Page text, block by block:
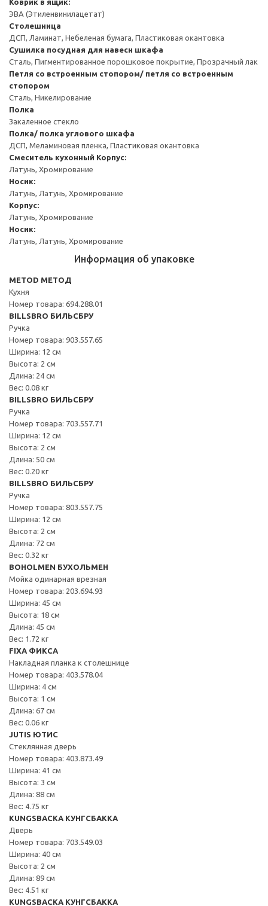
ЭВА (Этиленвинилацетат)
Столешница
ДСП, Ламинат, Небеленая бумага, Пластиковая окантовка
Сушилка посудная для навесн шкафа
Сталь, Пигментированное порошковое покрытие, Прозрачный лак
Петля со встроенным стопором/ петля со встроенным
стопором
Сталь, Никелирование
Полка
Закаленное стекло
Полка/ полка углового шкафа
ДСП, Меламиновая пленка, Пластиковая окантовка
Смеситель кухонный Корпус:
Латунь, Хромирование
Носик:
Латунь, Латунь, Хромирование
Корпус:
Латунь, Хромирование
Носик:
Латунь, Латунь, Хромирование
Информация об упаковке
METOD МЕТОД
Кухня
Номер товара: 694.288.01
BILLSBRO БИЛЬСБРУ
Ручка
Номер товара: 903.557.65
Ширина: 12 см
Высота: 2 см
Длина: 24 см
Вес: 0.08 кг
BILLSBRO БИЛЬСБРУ
Ручка
Номер товара: 703.557.71
Ширина: 12 см
Высота: 2 см
Длина: 50 см
Вес: 0.20 кг
BILLSBRO БИЛЬСБРУ
Ручка
Номер товара: 803.557.75
Ширина: 12 см
Высота: 2 см
Длина: 72 см
Вес: 0.32 кг
BOHOLMEN БУХОЛЬМЕН
Мойка одинарная врезная
Номер товара: 203.694.93
Ширина: 45 см
Высота: 18 см
Длина: 45 см
Вес: 1.72 кг
FIXA ФИКСА
Накладная планка к столешнице
Номер товара: 403.578.04
Ширина: 4 см
Высота: 1 см
Длина: 67 см
Вес: 0.06 кг
JUTIS ЮТИС
Стеклянная дверь
Номер товара: 403.873.49
Ширина: 41 см
Высота: 3 см
Длина: 88 см
Вес: 4.75 кг
KUNGSBACKA КУНГСБАККА
Дверь
Номер товара: 703.549.03
Ширина: 40 см
Высота: 2 см
Длина: 89 см
Вес: 4.51 кг
KUNGSBACKA КУНГСБАККА